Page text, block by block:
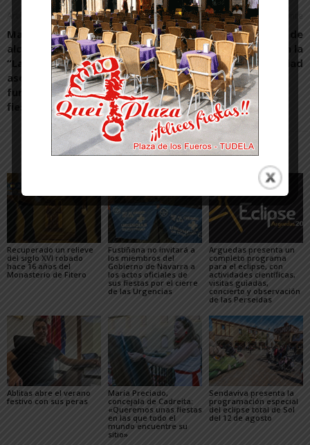
Artículo anterior
Mari Carmen Segura,
alcaldesa de Villafranca:
“La colaboración vecinal y
asociativa es una parte
fundamental de nuestras
fiestas”
Artículo siguiente
Contigo Tudela alerta de
“deriva negativa” en la
ciudad
Artículos relacionados Más del autor
Recuperado un relieve
del siglo XVI robado
hace 16 años del
Monasterio de Fitero
Fustiñana no invitará a
los miembros del
Gobierno de Navarra a
los actos oficiales de
sus fiestas por el cierre
de las Urgencias
Arguedas presenta un
completo programa
para el eclipse, con
actividades científicas,
visitas guiadas,
concierto y observación
de las Perseidas
Ablitas abre el verano
festivo con sus peras
María Preciado,
concejala de Cadreita:
«Queremos unas fiestas
en las que todo el
mundo encuentre su
sitio»
Sendaviva presenta la
programación especial
del eclipse total de Sol
del 12 de agosto